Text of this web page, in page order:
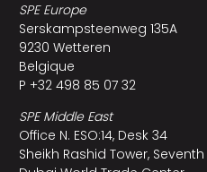
SPE Europe
Serskampsteenweg 135A
9230 Wetteren
Belgique
P +32 498 85 07 32
SPE Middle East
Office N. ESO:14, Desk 34
Sheikh Rashid Tower,